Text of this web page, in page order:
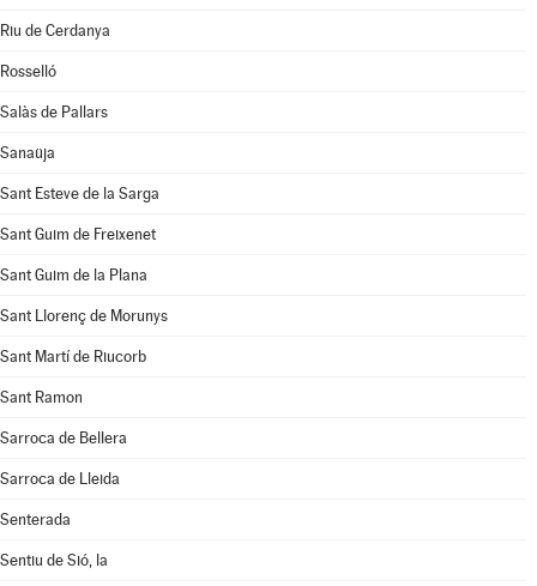
Riu de Cerdanya
Rosselló
Salàs de Pallars
Sanaüja
Sant Esteve de la Sarga
Sant Guim de Freixenet
Sant Guim de la Plana
Sant Llorenç de Morunys
Sant Martí de Riucorb
Sant Ramon
Sarroca de Bellera
Sarroca de Lleida
Senterada
Sentiu de Sió, la